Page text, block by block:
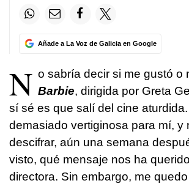
Añade a La Voz de Galicia en Google
N o sabría decir si me gustó o
Barbie, dirigida por Greta
sí sé es que salí del cine
demasiado vertiginosa para mí, y
descifrar, aún una semana
visto, qué mensaje nos ha
directora. Sin embargo, me